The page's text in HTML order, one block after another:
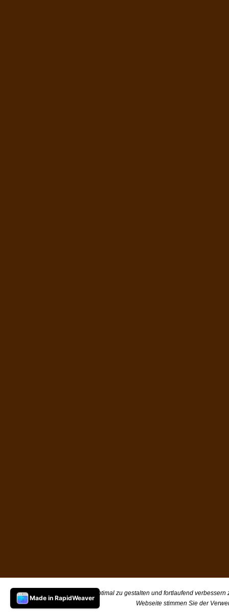
Um unsere Webseite für Sie optimal zu gestalten und fortlaufend
Webseite stimmen Sie der
Made in RapidWeaver